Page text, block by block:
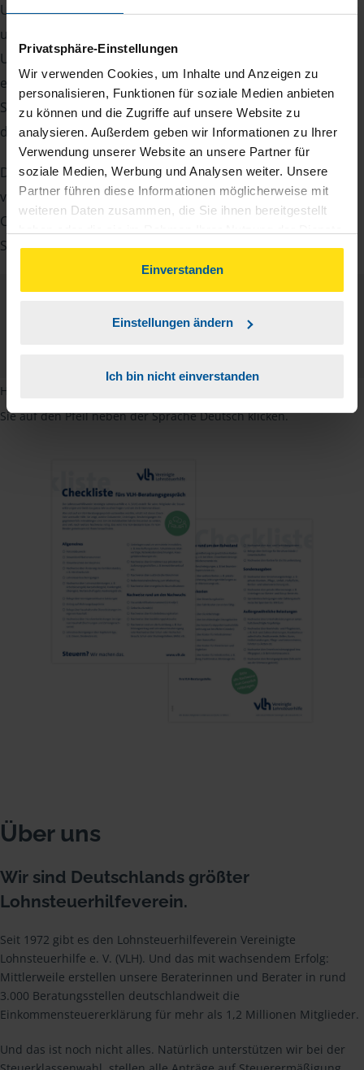
Privatsphäre-Einstellungen
Wir verwenden Cookies, um Inhalte und Anzeigen zu
personalisieren, Funktionen für soziale Medien anbieten
zu können und die Zugriffe auf unsere Website zu
analysieren. Außerdem geben wir Informationen zu Ihrer
Verwendung unserer Website an unsere Partner für
soziale Medien, Werbung und Analysen weiter. Unsere
Partner führen diese Informationen möglicherweise mit
weiteren Daten zusammen, die Sie ihnen bereitgestellt
gesammelt haben. Indem Sie auf Einverstanden klicken,
können Sie der Verwendung von Cookies, gemäß
unserer
Einverstanden
Einstellungen ändern
Ich bin nicht einverstanden
Um Ihre Steuererklärung erstellen zu können, benötigen
unsere Beraterinnen und Berater eine Reihe von
Unterlagen von Ihnen. Dazu gehört beispielsweise die
elektronische Lohnsteuerbescheinigung, Ihre
Steueridentifikationsnummer, der Rentenbescheid oder
die Bescheinigung über das Kindergeld.
Damit Sie sich gut vorbereiten können und keinen der
vielen Nachweise vergessen, stellen wir Ihnen hier eine
Checkliste für Arbeitnehmer, Beamte, Auszubildende und
Studenten sowie Rentner zur Verfügung.
Deutsch
Hinweis: Übersetzungen in mehreren Sprachen finden Sie, wenn
Sie auf den Pfeil neben der Sprache Deutsch klicken.
Über uns
Wir sind Deutschlands größter
Lohnsteuerhilfeverein.
Seit 1972 gibt es den Lohnsteuerhilfeverein Vereinigte
Lohnsteuerhilfe e. V. (VLH). Und das mit wachsendem Erfolg:
Mittlerweile erstellen unsere Beraterinnen und Berater in rund
3.000 Beratungsstellen deutschlandweit die
Einkommensteuererklärung für mehr als 1,2 Millionen Mitglieder.
Und das ist noch nicht alles. Natürlich unterstützen wir bei der